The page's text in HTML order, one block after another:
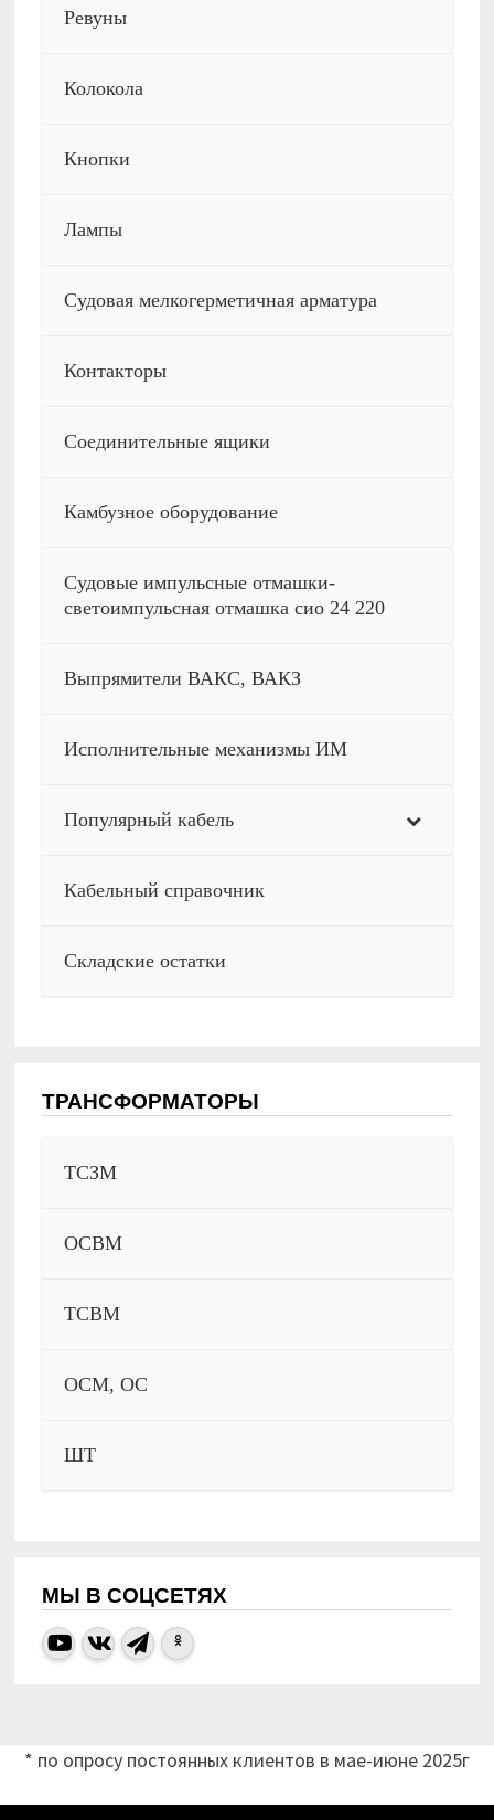
Ревуны
Колокола
Кнопки
Лампы
Судовая мелкогерметичная арматура
Контакторы
Соединительные ящики
Камбузное оборудование
Судовые импульсные отмашки-
светоимпульсная отмашка сио 24 220
Выпрямители ВАКС, ВАКЗ
Исполнительные механизмы ИМ
Популярный кабель
Кабельный справочник
Складские остатки
ТРАНСФОРМАТОРЫ
ТСЗМ
ОСВМ
ТСВМ
ОСМ, ОС
ШТ
МЫ В СОЦСЕТЯХ
* по опросу постоянных клиентов в мае-июне 2025г